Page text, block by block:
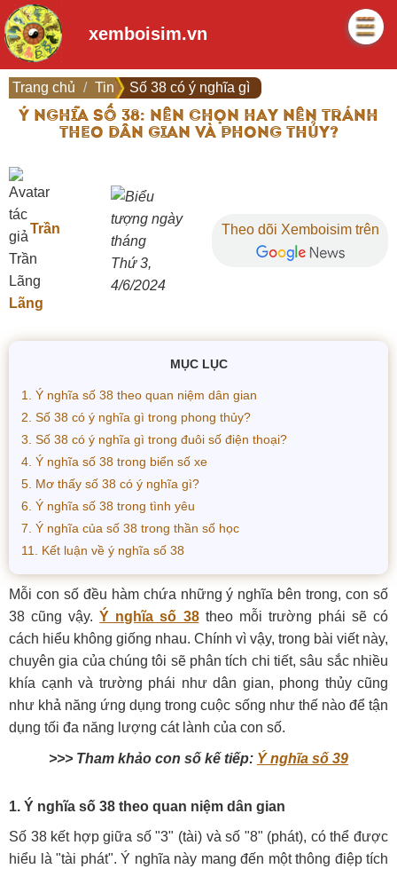
xemboisim.vn
Trang chủ Tin Số 38 có ý nghĩa gì
Ý NGHĨA SỐ 38: NÊN CHỌN HAY NÊN TRÁNH
THEO DÂN GIAN VÀ PHONG THỦY?
Trần
Lãng
Thứ 3,
4/6/2024
Theo dõi Xemboisim trên
MỤC LỤC
1. Ý nghĩa số 38 theo quan niệm dân gian
2. Số 38 có ý nghĩa gì trong phong thủy?
3. Số 38 có ý nghĩa gì trong đuôi số điện thoại?
4. Ý nghĩa số 38 trong biển số xe
5. Mơ thấy số 38 có ý nghĩa gì?
6. Ý nghĩa số 38 trong tình yêu
7. Ý nghĩa của số 38 trong thần số học
11. Kết luận về ý nghĩa số 38
Mỗi con số đều hàm chứa những ý nghĩa bên trong, con số
38 cũng vậy.Ý nghĩa số 38theo mỗi trường phái sẽ có
cách hiểu không giống nhau. Chính vì vậy, trong bài viết này,
chuyên gia của chúng tôi sẽ phân tích chi tiết, sâu sắc nhiều
khía cạnh và trường phái như dân gian, phong thủy cũng
như khả năng ứng dụng trong cuộc sống như thế nào để tận
dụng tối đa năng lượng cát lành của con số.
>>> Tham khảo con số kế tiếp: Ý nghĩa số 39
1. Ý nghĩa số 38 theo quan niệm dân gian
Số 38 kết hợp giữa số "3" (tài) và số "8" (phát), có thể được
hiểu là "tài phát". Ý nghĩa này mang đến một thông điệp tích